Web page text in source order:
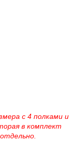
с 4 полками и
в комплект